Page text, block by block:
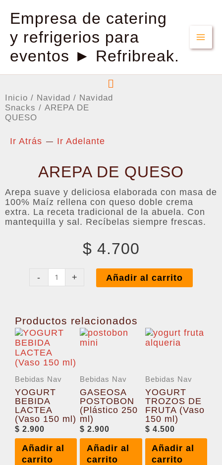
Empresa de catering
y refrigerios para
eventos ► Refribreak.
Menú
Inicio / Navidad / Navidad
Snacks / AREPA DE
QUESO
Ir Atrás Ir Adelante
AREPA DE QUESO
Arepa suave y deliciosa elaborada con masa de
100% Maíz rellena con queso doble crema
extra. La receta tradicional de la abuela. Con
mantequilla y sal. Recíbelas siempre frescas.
$ 4.700
-
QUESO
+ Añadir al carrito
Productos relacionados
Bebidas Nav
YOGURT
BEBIDA
LACTEA
(Vaso 150 ml)
$ 2.900
Añadir al
carrito
Bebidas Nav
GASEOSA
POSTOBON
(Plástico 250
ml)
$ 2.900
Añadir al
carrito
Bebidas Nav
YOGURT
TROZOS DE
FRUTA (Vaso
150 ml)
$ 4.500
Añadir al
carrito